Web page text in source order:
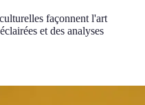
façonnent l'art
et des analyses